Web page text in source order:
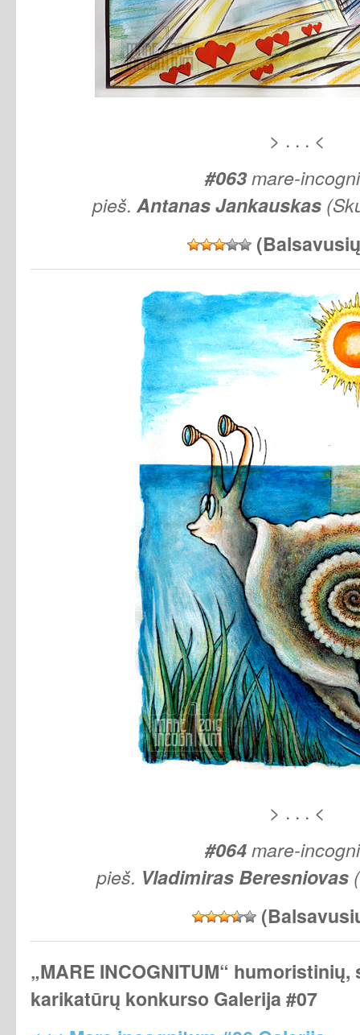
> . . . <
#063mare-
pieš. AntanasJankauskas
> . . . <
#064mare-
pieš. Vladimiras Beresniovas
„MARE INCOGNITUM“ humoristinių,
karikatūrų konkurso Galerija #07